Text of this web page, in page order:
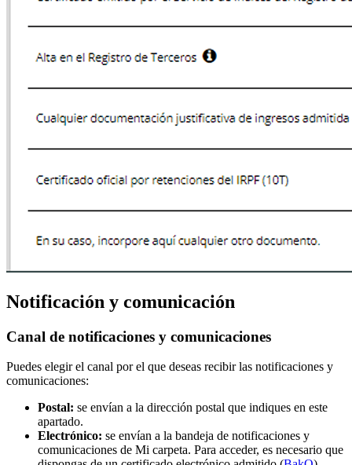
Notificación y comunicación
Canal de notificaciones y comunicaciones
Puedes elegir el canal por el que deseas recibir las notificaciones y
comunicaciones:
Postal: se envían a la dirección postal que indiques en este
apartado.
Electrónico: se envían a la bandeja de notificaciones y
comunicaciones de Mi carpeta. Para acceder, es necesario que